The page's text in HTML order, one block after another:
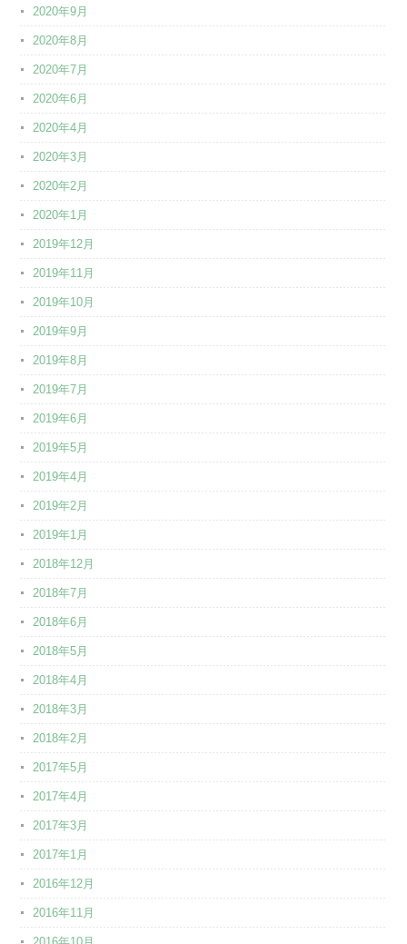
2020年9月
2020年8月
2020年7月
2020年6月
2020年4月
2020年3月
2020年2月
2020年1月
2019年12月
2019年11月
2019年10月
2019年9月
2019年8月
2019年7月
2019年6月
2019年5月
2019年4月
2019年2月
2019年1月
2018年12月
2018年7月
2018年6月
2018年5月
2018年4月
2018年3月
2018年2月
2017年5月
2017年4月
2017年3月
2017年1月
2016年12月
2016年11月